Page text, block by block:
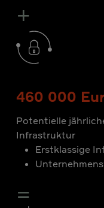
+
460 000
Potentielle
Infrastruktur
Erstklassige
=